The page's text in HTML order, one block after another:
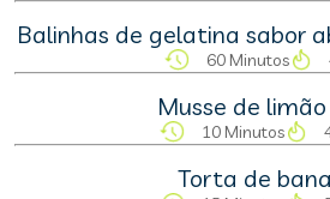
Balinhas de gelatina sabor
60 Minutos
Musse de
10 Minutos
Torta de